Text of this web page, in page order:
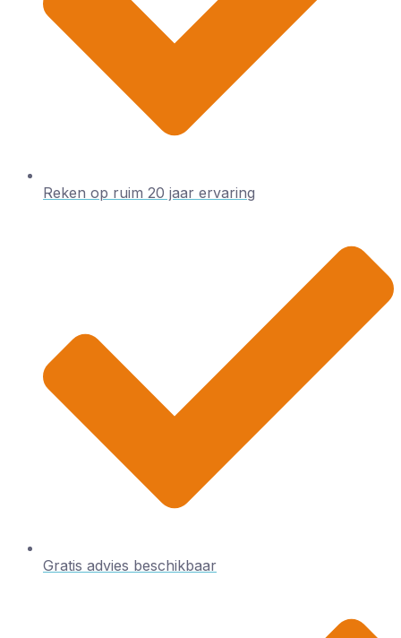
Reken op ruim 20 jaar ervaring
Gratis advies beschikbaar